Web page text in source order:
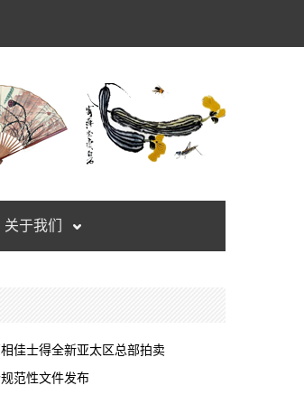
关于我们
佳士得全新亚太区总部拍卖
范性文件发布